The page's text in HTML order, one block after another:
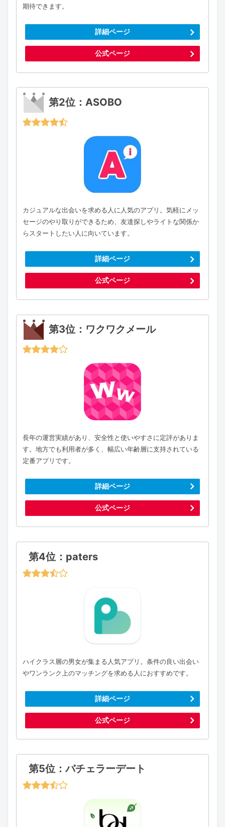
期待できます。
詳細ページ
公式ページ
第2位：ASOBO
カジュアルな出会いを求める人に人気のアプリ。気軽にメッ
セージのやり取りができるため、友達探しやライトな関係か
らスタートしたい人に向いています。
詳細ページ
公式ページ
第3位：ワクワクメール
長年の運営実績があり、安全性と使いやすさに定評がありま
す。地方でも利用者が多く、幅広い年齢層に支持されている
定番アプリです。
詳細ページ
公式ページ
第4位：paters
ハイクラス層の男女が集まる人気アプリ。条件の良い出会い
やワンランク上のマッチングを求める人におすすめです。
詳細ページ
公式ページ
第5位：バチェラーデート